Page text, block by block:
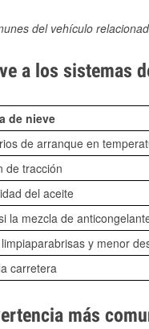
del vehículo
a los sistemas
de nieve
de arranque en
de tracción
del aceite
la mezcla de
y menor
carretera
más